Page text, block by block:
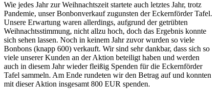
Wie jedes Jahr zur Weihnachtszeit startete auch letztes Jahr, trotz
Pandemie, unser Bonbonverkauf zugunsten der Eckernförder Tafel.
Unsere Erwartung waren allerdings, aufgrund der getrübten
Weihnachtsstimmung, nicht allzu hoch, doch das Ergebnis konnte
sich sehen lassen. Noch in keinem Jahr zuvor wurden so viele
Bonbons (knapp 600) verkauft. Wir sind sehr dankbar, dass sich so
viele unserer Kunden an der Aktion beteiligt haben und werden
auch in diesem Jahr wieder fleißig Spenden für die Eckernförder
Tafel sammeln. Am Ende rundeten wir den Betrag auf und konnten
mit dieser Aktion insgesamt 800 EUR spenden.